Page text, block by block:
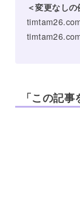
＜変更なしの
「この記